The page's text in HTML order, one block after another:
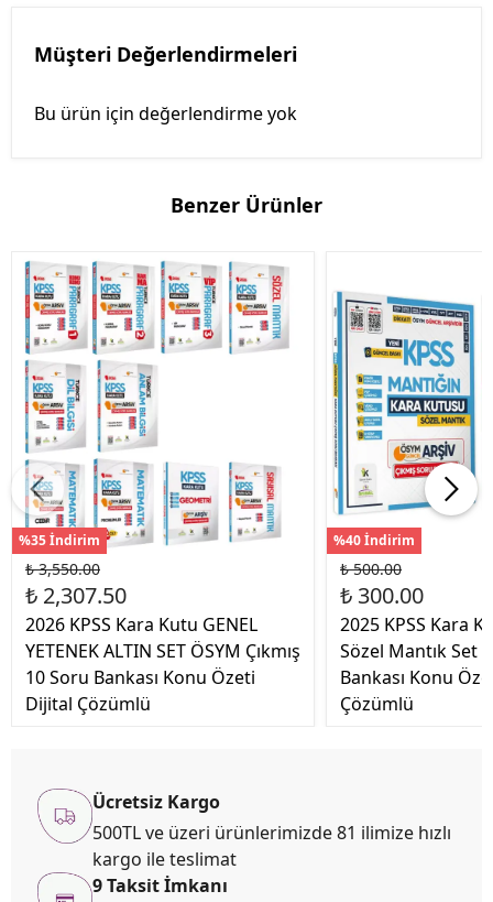
Müşteri Değerlendirmeleri
Bu ürün için değerlendirme yok
Benzer Ürünler
%35 İndirim
₺ 3,550.00
₺ 2,307.50
2026 KPSS Kara Kutu GENEL
YETENEK ALTIN SET ÖSYM Çıkmış
10 Soru Bankası Konu Özeti
Dijital Çözümlü
%40 İndirim
₺ 500.00
₺ 300.00
2025 KPSS Kara
Sözel Mantık Set
Bankası Konu
Çözümlü
Ücretsiz Kargo
500TL ve üzeri ürünlerimizde 81 ilimize hızlı
kargo ile teslimat
9 Taksit İmkanı